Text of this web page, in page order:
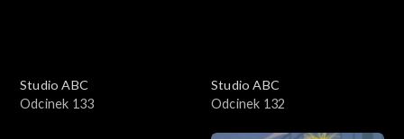
Studio ABC
Odcinek 133
Studio ABC
Odcinek 132